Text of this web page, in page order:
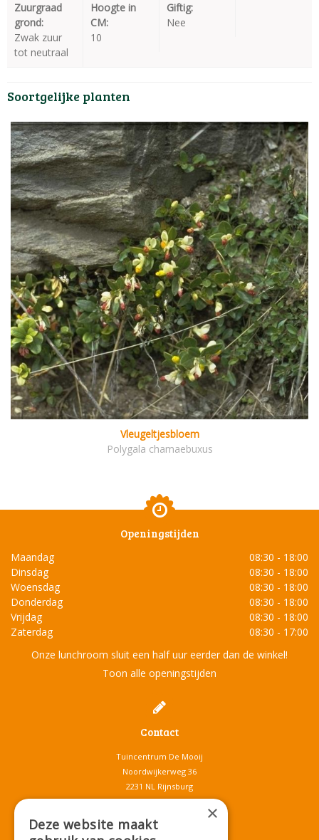
Zuurgraad
grond:
Zwak zuur
tot neutraal
Hoogte in
CM:
10
Giftig:
Nee
Soortgelijke planten
Vleugeltjesbloem
Polygala chamaebuxus
Openingstijden
Maandag
08:30 - 18:00
Dinsdag
08:30 - 18:00
Woensdag
08:30 - 18:00
Donderdag
08:30 - 18:00
Vrijdag
08:30 - 18:00
Zaterdag
08:30 - 17:00
Onze lunchroom sluit een half uur eerder dan de winkel!
Toon alle openingstijden
Contact
Tuincentrum De Mooij
Noordwijkerweg 36
2231 NL Rijnsburg
T.071-4080959
info@tuincentrumdemooij.nl
×
Deze website maakt